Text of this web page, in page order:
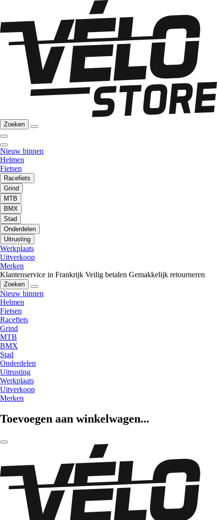
Zoeken
Nieuw binnen
Helmen
Fietsen
Racefiets
Grind
MTB
BMX
Stad
Onderdelen
Uitrusting
Werkplaats
Uitverkoop
Merken
Klantenservice in Frankrijk Veilig betalen Gemakkelijk retourneren
Zoeken
Nieuw binnen
Helmen
Fietsen
Racefiets
Grind
MTB
BMX
Stad
Onderdelen
Uitrusting
Werkplaats
Uitverkoop
Merken
Toevoegen aan winkelwagen...